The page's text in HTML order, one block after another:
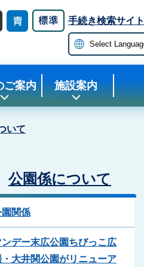
手続き検索サイト
ご案内 施設案内
いて
公園係について
園関係
ンデー末広公園ちびっこ広
・大井関公園がリニューア